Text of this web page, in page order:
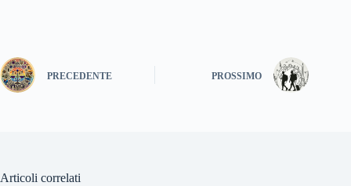
PRECEDENTE PROSSIMO
Articoli correlati